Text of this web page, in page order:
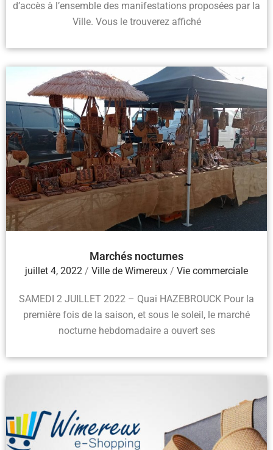
d’accès à l’ensemble des manifestations proposées par la
Ville. Vous le trouverez affiché
Marchés nocturnes
juillet 4, 2022 / Ville de Wimereux / Vie commerciale
SAMEDI 2 JUILLET 2022 – Quai HAZEBROUCK Pour la
première fois de la saison, et sous le soleil, le marché
nocturne hebdomadaire a ouvert ses